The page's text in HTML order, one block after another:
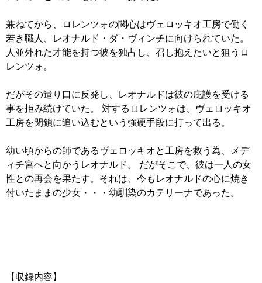
兼ねてから、ロレンツォの関心はヴェロッキオ工房で働く
若き職人、レオナルド・ダ・ヴィンチに向けられていた。
人並外れた才能を持つ彼を独占し、召し抱えたいと狙うロ
レンツォ。
だがその遣り口に反発し、レオナルドは彼の庇護を受ける
事を拒み続けていた。 対するロレンツォは、ヴェロッキオ
工房を閉鎖に追い込むという強硬手段に打って出る。
幼い頃からの師であるヴェロッキオと工房を救う為、メデ
ィチ宮へと向かうレオナルド。 だがそこで、彼は一人の女
性との再会を果たす。それは、今もレオナルドの心に焼き
付いたままの少女・・・幼馴染のカテリーナであった。
【収録内容】